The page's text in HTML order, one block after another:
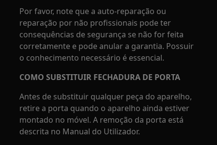
Por favor, note que a auto-reparação ou
reparação por não profissionais pode ter
consequências de segurança se não for feita
corretamente e pode anular a garantia. Possuir
o conhecimento necessário é essencial.
COMO SUBSTITUIR FECHADURA DE PORTA
Antes de substituir qualquer peça do aparelho,
retire a porta quando o aparelho ainda estiver
montado no móvel. A remoção da porta está
descrita no Manual do Utilizador.